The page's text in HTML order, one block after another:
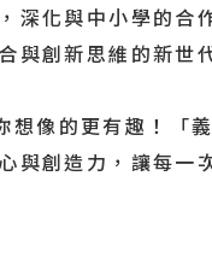
深化與中小學的合
與創新思維的新世
像的更有趣！「義
與創造力，讓每一